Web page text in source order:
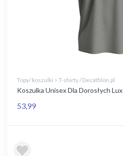
Topy/ koszulki > T-shirty / Decathlon.pl
Koszulka Unisex Dla Dorosłych Lux
53,99